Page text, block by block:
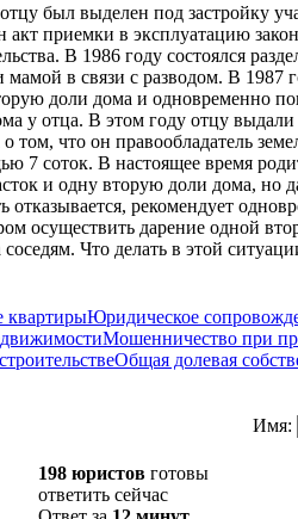
был выделен под застройку
акт приемки в эксплуатацию
В 1986 году состоялся
мамой в связи с разводом. В 1987
доли дома и одновременно
у отца. В этом году отцу
о том, что он правообладатель
7 соток. В настоящее время
и одну вторую доли дома, но
отказывается, рекомендует
осуществить дарение одной
соседям. Что делать в этой
квартирыЮридическое
Мошенничество при
Общая долевая
198 юристов готовы
ответить сейчас
Имя: